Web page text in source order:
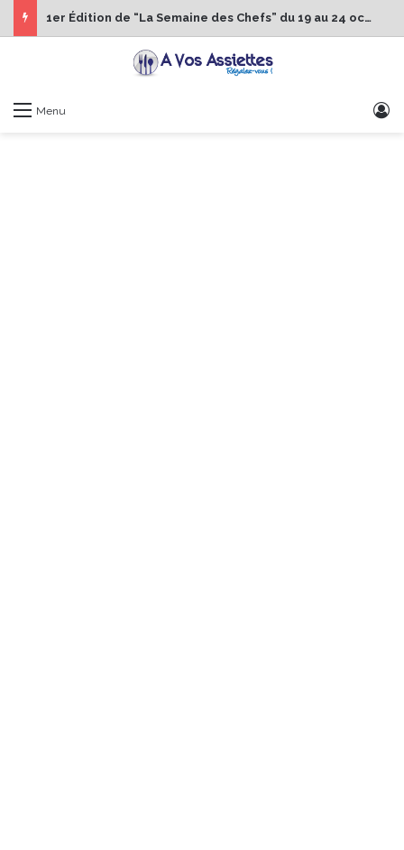
1er Édition de “La Semaine des Chefs” du 19 au 24 octobre 2026
Menu